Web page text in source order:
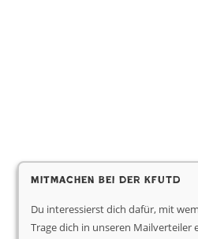
Mitmachen bei der KfUTD
Du interessierst dich dafür, mit
Trage dich in unseren Mailverteiler